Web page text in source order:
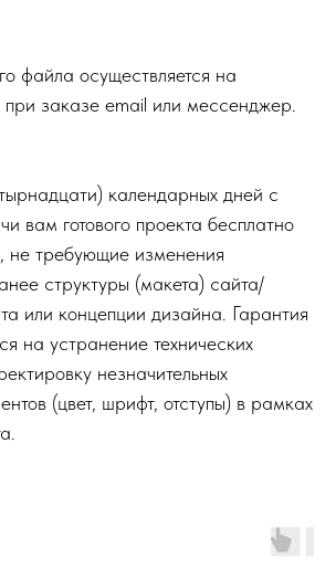
файла осуществляется на
заказе email или мессенджер.
календарных дней с
вам готового проекта бесплатно
не требующие изменения
структуры (макета) сайта/
или концепции дизайна. Гарантия
на устранение технических
незначительных
(цвет, шрифт, отступы) в рамках